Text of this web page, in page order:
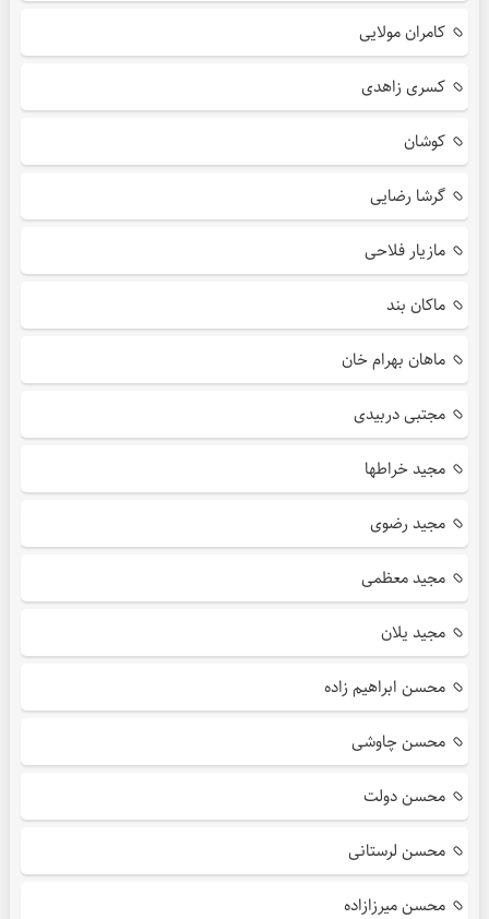
کامران مولایی
کسری زاهدی
کوشان
گرشا رضایی
مازیار فلاحی
ماکان بند
ماهان بهرام خان
مجتبی دربیدی
مجید خراطها
مجید رضوی
مجید معظمی
مجید یلان
محسن ابراهیم زاده
محسن چاوشی
محسن دولت
محسن لرستانی
محسن میرزازاده